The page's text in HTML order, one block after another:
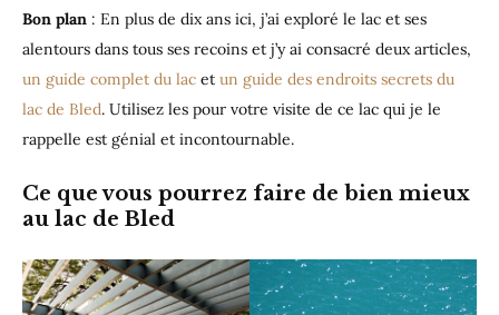
Bon plan : En plus de dix ans ici, j’ai exploré le lac et ses
alentours dans tous ses recoins et j’y ai consacré deux articles,
un guide complet du lac et un guide des endroits secrets du
lac de Bled. Utilisez les pour votre visite de ce lac qui je le
rappelle est génial et incontournable.
Ce que vous pourrez faire de bien mieux
au lac de Bled